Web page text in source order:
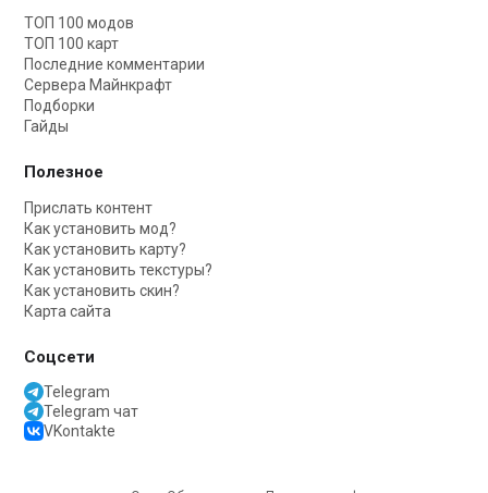
ТОП 100 модов
ТОП 100 карт
Последние комментарии
Сервера Майнкрафт
Подборки
Гайды
Полезное
Прислать контент
Как установить мод?
Как установить карту?
Как установить текстуры?
Как установить скин?
Карта сайта
Соцсети
Telegram
Telegram чат
VKontakte